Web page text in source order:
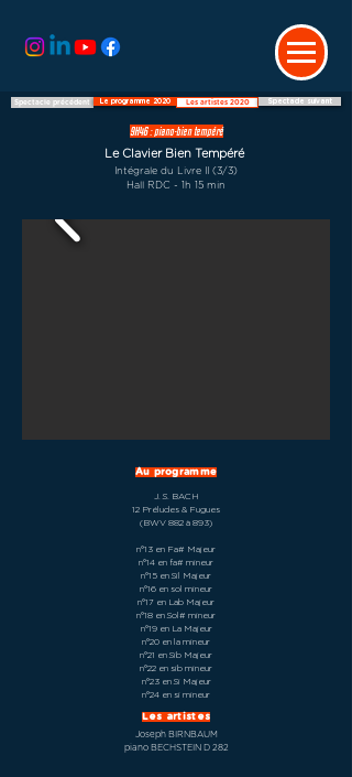
Spectacle précédent Le programme 2020 Les artistes 2020 Spectacle suivant
9H46 : piano-bien tempéré
Le Clavier Bien Tempéré
Intégrale du Livre II (3/3)
Hall RDC - 1h 15 min
Au programme
J. S. BACH
12 Préludes & Fugues
(BWV 882 à 893)
n°13 en Fa# Majeur
n°14 en fa# mineur
n°15 en Sil Majeur
n°16 en sol mineur
n°17 en Lab Majeur
n°18 en Sol# mineur
n°19 en La Majeur
n°20 en la mineur
n°21 en Sib Majeur
n°22 en sib mineur
n°23 en Si Majeur
n°24 en si mineur
Les artistes
Joseph BIRNBAUM
piano BECHSTEIN D 282